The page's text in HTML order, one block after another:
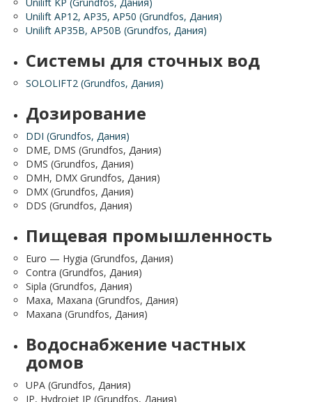
Unilift АР12, АР35, АР50 (Grundfos, Дания)
Unilift АР35B, АР50B (Grundfos, Дания)
Системы для сточных вод
SOLOLIFT2 (Grundfos, Дания)
Дозирование
DDI (Grundfos, Дания)
DME, DMS (Grundfos, Дания)
DMS (Grundfos, Дания)
DMH, DMX Grundfos, Дания)
DMX (Grundfos, Дания)
DDS (Grundfos, Дания)
Пищевая промышленность
Euro — Hygia (Grundfos, Дания)
Contra (Grundfos, Дания)
Sipla (Grundfos, Дания)
Maxa, Maxana (Grundfos, Дания)
Maxana (Grundfos, Дания)
Водоснабжение частных
домов
UPA (Grundfos, Дания)
JP, Hydrojet JP (Grundfos, Дания)